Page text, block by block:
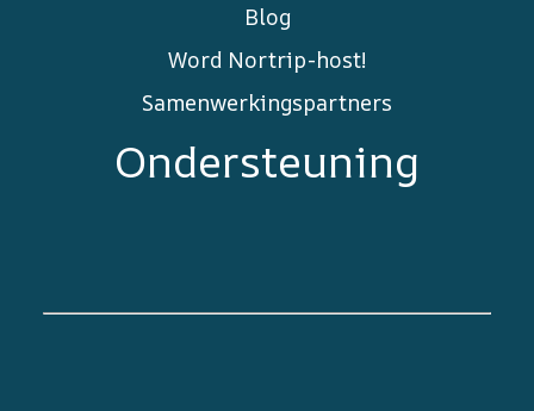
Blog
Word Nortrip-host!
Samenwerkingspartners
Ondersteuning